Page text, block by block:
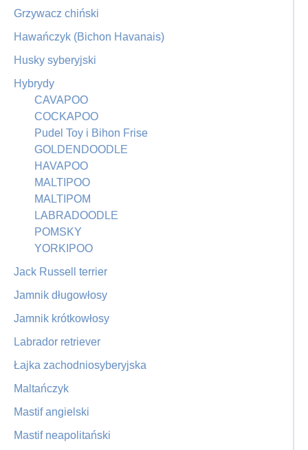
Grzywacz chiński
Hawańczyk (Bichon Havanais)
Husky syberyjski
Hybrydy
CAVAPOO
COCKAPOO
Pudel Toy i Bihon Frise
GOLDENDOODLE
HAVAPOO
MALTIPOO
MALTIPOM
LABRADOODLE
POMSKY
YORKIPOO
Jack Russell terrier
Jamnik długowłosy
Jamnik krótkowłosy
Labrador retriever
Łajka zachodniosyberyjska
Maltańczyk
Mastif angielski
Mastif neapolitański